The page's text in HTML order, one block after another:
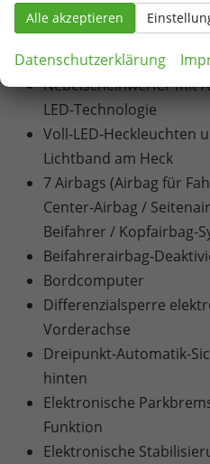
Außenspiegel
LED-Technologie für
und Heckleuchten
Nebelscheinwerfer mit
LED-Technologie
Voll-LED-Heckleuchten
Lichtband am Heck
7 Airbags (Airbag für
Center-Airbag /
Beifahrer / Kopfairbag-
Beifahrerairbag-
Bordcomputer
Differenzialsperre
Vorderachse
Dreipunkt-Automatik-
hinten
Elektronische
Funktion
Elektronische
Alle akzeptieren
Datenschutzerklärung